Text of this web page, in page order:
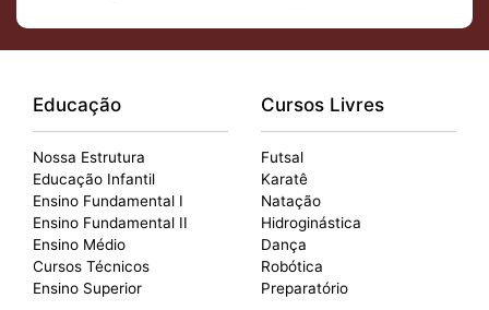
Educação
Nossa Estrutura
Educação Infantil
Ensino Fundamental I
Ensino Fundamental II
Ensino Médio
Cursos Técnicos
Ensino Superior
Cursos Livres
Futsal
Karatê
Natação
Hidroginástica
Dança
Robótica
Preparatório